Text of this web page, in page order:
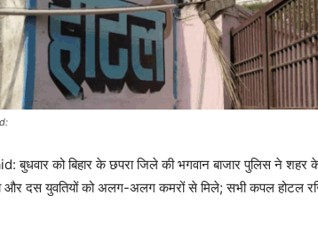
बुधवार को बिहार के छपरा जिले की भगवान बाजार पुलिस ने शहर
और दस युवतियों को अलग-अलग कमरों से मिले; सभी कपल होटल